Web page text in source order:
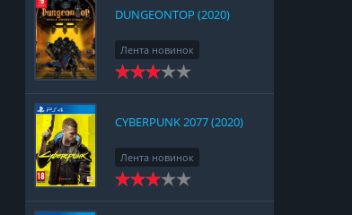
DUNGEONTOP (2020)
Лента новинок
Nintendo Switch
CYBERPUNK 2077 (2020)
Лента новинок
PlayStation 4